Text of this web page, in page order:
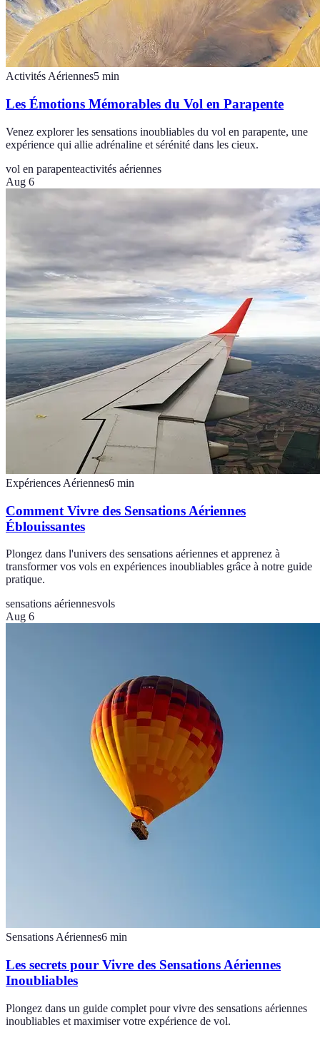
Activités Aériennes5 min
Les Émotions Mémorables du Vol en Parapente
Venez explorer les sensations inoubliables du vol en parapente, une
expérience qui allie adrénaline et sérénité dans les cieux.
vol en parapenteactivités aériennes
Aug 6
Expériences Aériennes6 min
Comment Vivre des Sensations Aériennes
Éblouissantes
Plongez dans l'univers des sensations aériennes et apprenez à
transformer vos vols en expériences inoubliables grâce à notre guide
pratique.
sensations aériennesvols
Aug 6
Sensations Aériennes6 min
Les secrets pour Vivre des Sensations Aériennes
Inoubliables
Plongez dans un guide complet pour vivre des sensations aériennes
inoubliables et maximiser votre expérience de vol.